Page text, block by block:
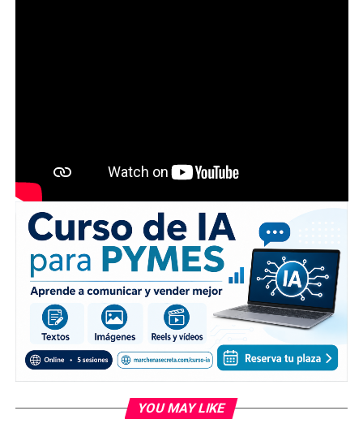
YOU MAY LIKE